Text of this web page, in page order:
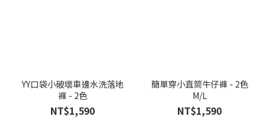
YY口袋小破壞車邊水洗落地
褲 - 2色
NT$1,590
簡單穿小直筒牛仔褲 - 2色
M/L
NT$1,590